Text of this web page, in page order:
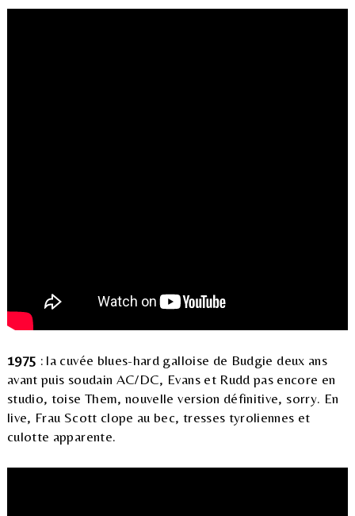
1975 : la cuvée blues-hard galloise de Budgie deux ans
avant puis soudain AC/DC, Evans et Rudd pas encore en
studio, toise Them, nouvelle version définitive, sorry. En
live, Frau Scott clope au bec, tresses tyroliennes et
culotte apparente.